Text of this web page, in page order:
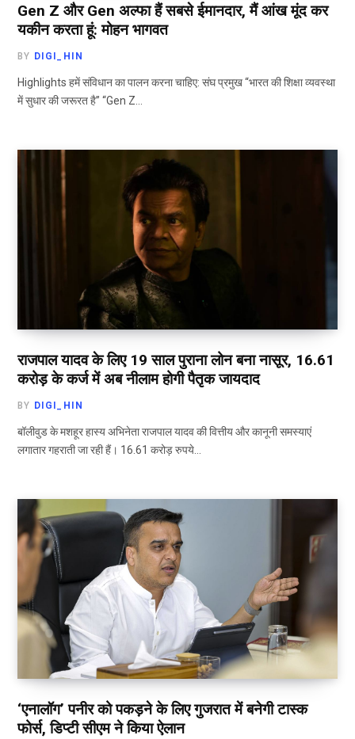
Gen Z और Gen अल्फा हैं सबसे ईमानदार, मैं आंख मूंद कर
यकीन करता हूं: मोहन भागवत
BY DIGI_HIN
Highlights हमें संविधान का पालन करना चाहिए: संघ प्रमुख “भारत की शिक्षा व्यवस्था
में सुधार की जरूरत है” “Gen Z…
राजपाल यादव के लिए 19 साल पुराना लोन बना नासूर, 16.61
करोड़ के कर्ज में अब नीलाम होगी पैतृक जायदाद
BY DIGI_HIN
बॉलीवुड के मशहूर हास्य अभिनेता राजपाल यादव की वित्तीय और कानूनी समस्याएं
लगातार गहराती जा रही हैं। 16.61 करोड़ रुपये…
‘एनालॉग’ पनीर को पकड़ने के लिए गुजरात में बनेगी टास्क
फोर्स, डिप्टी सीएम ने किया ऐलान